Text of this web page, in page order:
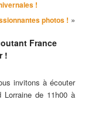
!
photos ! »
France
!
invitons à écouter
de 11h00 à